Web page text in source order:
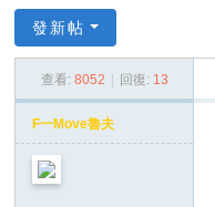
U
發新帖
查看: 8052 回復: 13
F一Move魯夫